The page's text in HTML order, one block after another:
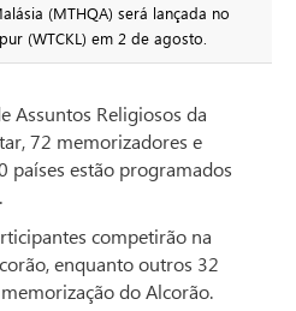
(MTHQA) será lançada no
(WTCKL) em 2 de agosto.
Assuntos Religiosos da
72 memorizadores e
países estão programados
competirão na
enquanto outros 32
do Alcorão.